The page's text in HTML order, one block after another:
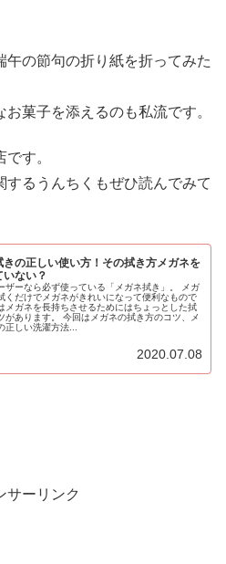
午の節句の折り紙を折ってみた
菓子を添えるのも私流です。
す。
するうんちくもぜひ読んでみて
きの正しい使い方！その拭き方メガネを
いない？
ザーなら必ず使っている「メガネ拭き」。 メガ
くだけでメガネがきれいになって便利なもので
メガネを長持ちさせるためにはちょっとした拭
があります。 今回はメガネの拭き方のコツ、メ
正しい洗濯方法...
2020.07.08
サーリンク